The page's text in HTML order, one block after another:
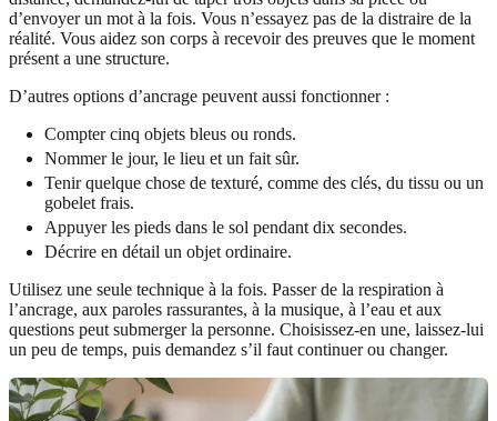
d’envoyer un mot à la fois. Vous n’essayez pas de la distraire de la
réalité. Vous aidez son corps à recevoir des preuves que le moment
présent a une structure.
D’autres options d’ancrage peuvent aussi fonctionner :
Compter cinq objets bleus ou ronds.
Nommer le jour, le lieu et un fait sûr.
Tenir quelque chose de texturé, comme des clés, du tissu ou un
gobelet frais.
Appuyer les pieds dans le sol pendant dix secondes.
Décrire en détail un objet ordinaire.
Utilisez une seule technique à la fois. Passer de la respiration à
l’ancrage, aux paroles rassurantes, à la musique, à l’eau et aux
questions peut submerger la personne. Choisissez-en une, laissez-lui
un peu de temps, puis demandez s’il faut continuer ou changer.